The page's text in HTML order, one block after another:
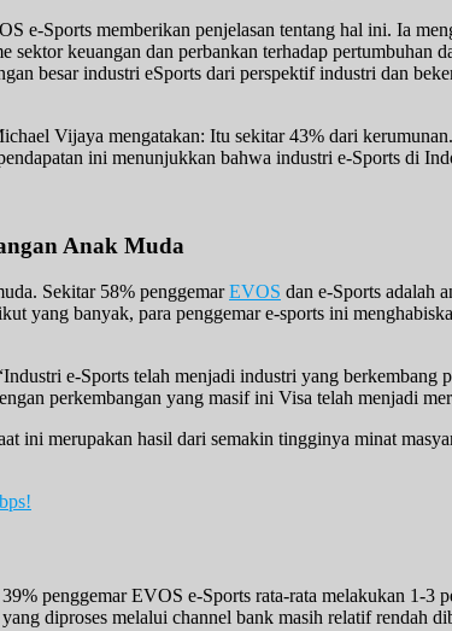
e-Sports memberikan penjelasan tentang hal ini. Ia
keuangan dan perbankan terhadap pertumbuhan
besar industri eSports dari perspektif industri dan
Vijaya mengatakan: Itu sekitar 43% dari
ini menunjukkan bahwa industri e-Sports di
Anak Muda
Sekitar 58% penggemarEVOS dan e-Sports adalah
yang banyak, para penggemar e-sports ini
e-Sports telah menjadi industri yang berkembang
perkembangan yang masif ini Visa telah menjadi
ini merupakan hasil dari semakin tingginya minat
penggemar EVOS e-Sports rata-rata melakukan 1-3
diproses melalui channel bank masih relatif rendah